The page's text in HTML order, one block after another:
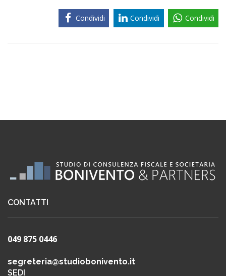
Condividi Condividi Condividi
CONTATTI
049 875 0446
segreteria@studiobonivento.it
SEDI